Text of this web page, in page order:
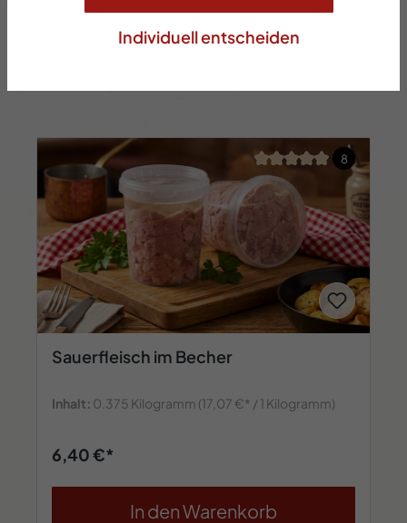
Durchschnittliche
8
Sauerfleisch im Becher
Inhalt: 0.375 Kilogramm (17,07 €* / 1 Kilogramm)
6,40 €*
In den Warenkorb
Individuell entscheiden